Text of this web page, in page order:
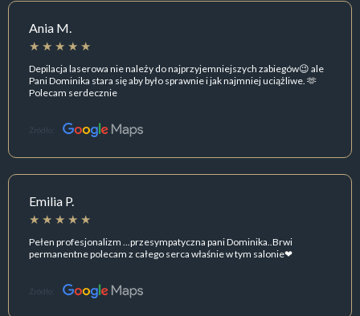
Ania M.
Depilacja laserowa nie należy do najprzyjemniejszych zabiegów😉 ale
Pani Dominika stara się aby było sprawnie i jak najmniej uciążliwe. 🫶
Polecam serdecznie
Źródło:
Emilia P.
Pełen profesjonalizm ...przesympatyczna pani Dominika..Brwi
permanentne polecam z całego serca właśnie w tym salonie❤
Źródło: